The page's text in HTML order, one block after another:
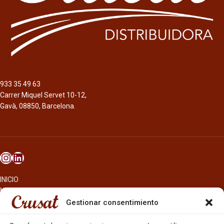
Gestionar consentimiento
933 35 49 63
Carrer Miquel Servet 10-12,
Gavà, 08850, Barcelona.
INICIO
NOSOTROS
CERVEZAS